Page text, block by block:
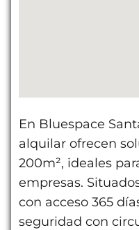
En Bluespace
alquilar ofrecen
200m², ideales
empresas.
con acceso 365
seguridad con